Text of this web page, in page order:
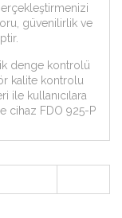
güvenilirlik ve
denge kontrolü
kalite kontrolu
ile kullanıcılara
cihaz FDO 925-P